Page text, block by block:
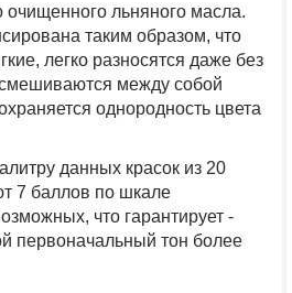
очищенного льняного масла.
таким образом, что
легко разносятся даже без
между собой
однородность цвета
данных красок из 20
7 баллов по шкале
что гарантирует -
первоначальный тон более